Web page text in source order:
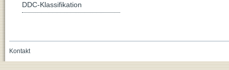
DDC-Klassifikation
Kontakt